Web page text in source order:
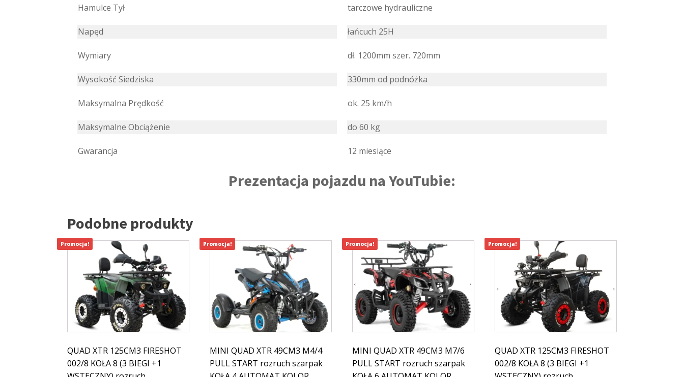
Hamulce Tył tarczowe hydrauliczne
Napęd łańcuch 25H
Wymiary dł. 1200mm szer. 720mm
Wysokość Siedziska 330mm od podnóżka
Maksymalna Prędkość ok. 25 km/h
Maksymalne Obciążenie do 60 kg
Gwarancja 12 miesiące
Prezentacja pojazdu na YouTubie:
Podobne produkty
QUAD XTR 125CM3 FIRESHOT
002/8 KOŁA 8 (3 BIEGI +1
Promocja!
MINI QUAD XTR 49CM3 M4/4
PULL START rozruch szarpak
Promocja!
MINI QUAD XTR 49CM3 M7/6
PULL START rozruch szarpak
Promocja!
QUAD XTR 125CM3 FIRESHOT
002/8 KOŁA 8 (3 BIEGI +1
Promocja!